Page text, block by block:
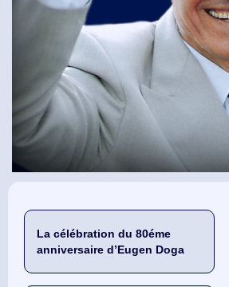
La célébration du 80éme
anniversaire d’Eugen Doga